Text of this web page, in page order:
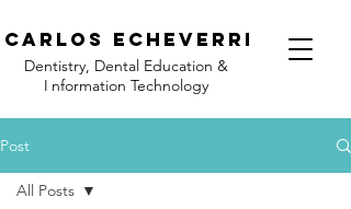
Carlos Echeverri
Dentistry, Dental Education &
I nformation Technology
Post
All Posts